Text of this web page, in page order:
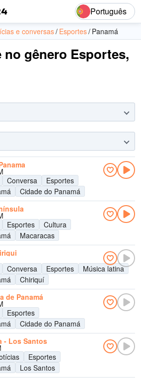
Português
e conversas Esportes Panamá
no gênero Esportes,
Conversa
Esportes
Cidade do Panamá
Esportes
Cultura
Macaracas
Conversa Esportes
Música latina
Chiriquí
de Panamá
Esportes
Cidade do Panamá
- Los Santos
Esportes
Los Santos